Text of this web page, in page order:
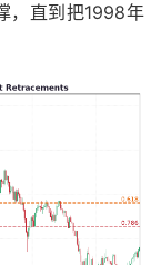
，直到把1998年